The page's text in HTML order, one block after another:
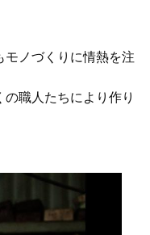
モノづくりに情熱を注
職人たちにより作り